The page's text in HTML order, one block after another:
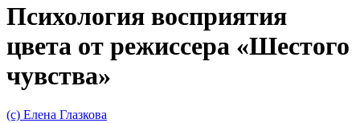
Психология восприятия
цвета от режиссера «Шестого
чувства»
(с) Елена Глазкова